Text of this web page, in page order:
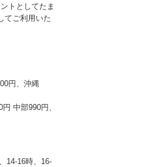
トとしてたま
てご利用いた
円、沖縄
中部990円、
14-16時、16-